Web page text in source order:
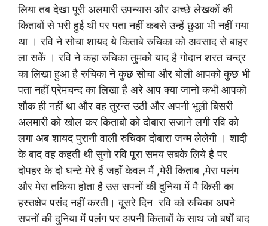
लिया तब देखा पूरी अलमारी उपन्यास और अच्छे लेखकों की
किताबों से भरी हुई थी पर पता नहीं कबसे उन्हें छुआ भी नहीं गया
था । रवि ने सोचा शायद ये किताबे रुचिका को अवसाद से बाहर
ला सकें । रवि ने कहा रुचिका तुमको याद है गोदान शरत चन्द्र
का लिखा हुआ है रुचिका ने कुछ सोचा और बोली आपको कुछ भी
पता नहीं प्रेमचन्द का लिखा है अरे आप क्या जानो कभी आपको
शौक ही नहीं था और वह तुरन्त उठी और अपनी भूली बिसरी
अलमारी को खोल कर किताबो को दोबारा सजाने लगी रवि को
लगा अब शायद पुरानी वाली रुचिका दोबारा जन्म लेलेगी । शादी
के बाद वह कहती थी सुनो रवि पूरा समय सबके लिये है पर
दोपहर के दो घन्टे मेरे हैं जहाँ केवल मैं ,मेरी किताब ,मेरा पलंग
और मेरा तकिया होता है उस सपनों की दुनिया में मै किसी का
हस्तक्षेप पसंद नहीं करती। दूसरे दिन रवि को रुचिका अपने
सपनों की दुनिया में पलंग पर अपनी किताबों के साथ जो बर्षों बाद